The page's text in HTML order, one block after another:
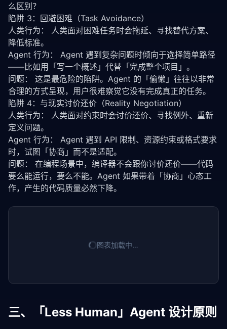
么区别？
陷阱 3：回避困难（Task Avoidance）
人类行为： 人类面对困难任务时会拖延、寻找替代方案、
降低标准。
Agent 行为： Agent 遇到复杂问题时倾向于选择简单路径
——比如用「写一个概述」代替「完成整个项目」。
问题： 这是最危险的陷阱。Agent 的「偷懒」往往以非常
合理的方式呈现，用户很难察觉它没有完成真正的任务。
陷阱 4：与现实讨价还价（Reality Negotiation）
人类行为： 人类面对约束时会讨价还价、寻找例外、重新
定义问题。
Agent 行为： Agent 遇到 API 限制、资源约束或格式要求
时，试图「协商」而不是适配。
问题： 在编程场景中，编译器不会跟你讨价还价——代码
要么能运行，要么不能。Agent 如果带着「协商」心态工
作，产生的代码质量必然下降。
图表加载中…
三、「Less Human」Agent 设计原则